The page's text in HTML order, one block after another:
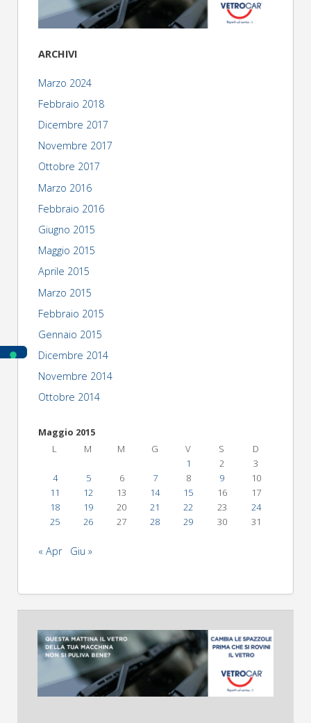
ARCHIVI
Marzo 2024
Febbraio 2018
Dicembre 2017
Novembre 2017
Ottobre 2017
Marzo 2016
Febbraio 2016
Giugno 2015
Maggio 2015
Aprile 2015
Marzo 2015
Febbraio 2015
Gennaio 2015
Dicembre 2014
Novembre 2014
Ottobre 2014
Maggio 2015
L
M M G V S
D
1
2
3
4
5 6 7 8 9
10
11
12 13 14 15 16
17
18
19 20 21 22 23
24
25
26 27 28 29 30 31
« Apr Giu »